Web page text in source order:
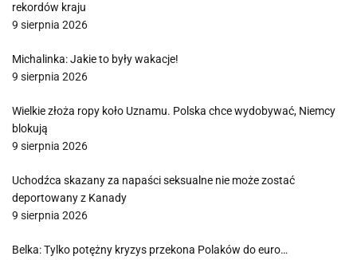
rekordów kraju
9 sierpnia 2026
Michalinka: Jakie to były wakacje!
9 sierpnia 2026
Wielkie złoża ropy koło Uznamu. Polska chce wydobywać, Niemcy
blokują
9 sierpnia 2026
Uchodźca skazany za napaści seksualne nie może zostać
deportowany z Kanady
9 sierpnia 2026
Belka: Tylko potężny kryzys przekona Polaków do euro…